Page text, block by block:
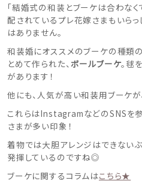
「結婚式の和装とブーケは合わな
配されているプレ花嫁さまもいらっ
はありません。
和装婚にオススメのブーケの種類
とめて作られた、 ボールブーケ。毬
があります！
他にも、人気が高い和装用ブーケが
これらはInstagramなどのSNSを
さまが多い印象！
着物では大胆アレンジはできない
発揮しているのですね◎
ブーケに関するコラムはこちら★